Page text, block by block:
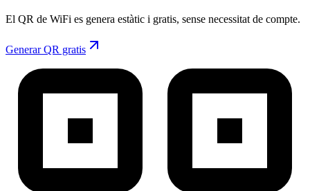
El QR de WiFi es genera estàtic i gratis, sense necessitat de compte.
Generar QR gratis